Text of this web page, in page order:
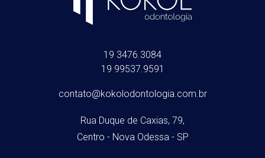
19 3476.3084
19 99537.9591
contato@kokolodontologia.com.br
Rua Duque de Caxias, 79,
Centro - Nova Odessa - SP